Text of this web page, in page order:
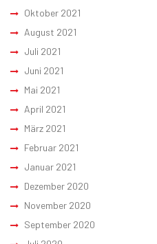
Oktober 2021
August 2021
Juli 2021
Juni 2021
Mai 2021
April 2021
März 2021
Februar 2021
Januar 2021
Dezember 2020
November 2020
September 2020